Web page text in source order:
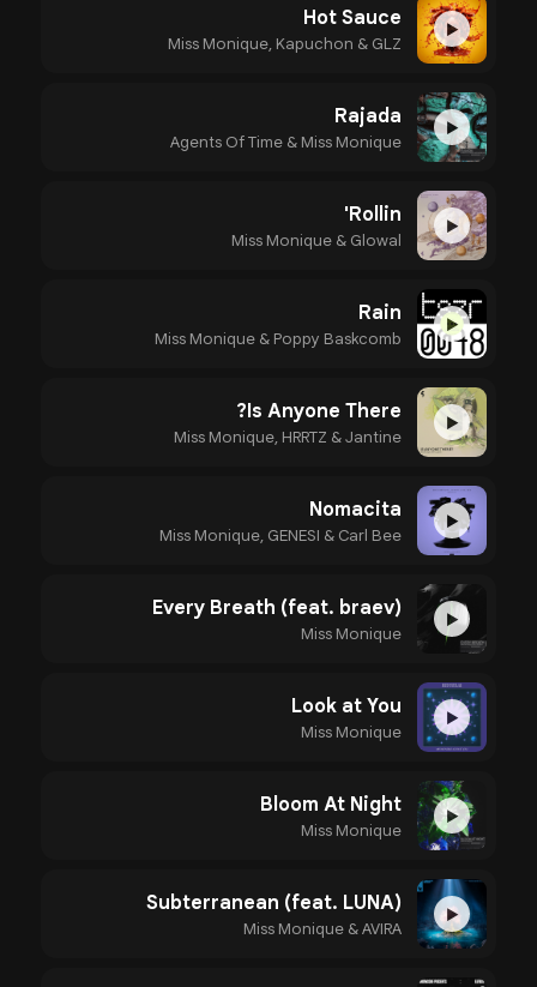
▶
Hot Sauce
Miss Monique, Kapuchon & GLZ
▶
Rajada
Agents Of Time & Miss Monique
▶
Rollin'
Miss Monique & Glowal
▶
Rain
Miss Monique & Poppy Baskcomb
▶
Is Anyone There?
Miss Monique, HRRTZ & Jantine
▶
Nomacita
Miss Monique, GENESI & Carl Bee
▶
Every Breath (feat. braev)
Miss Monique
▶
Look at You
Miss Monique
▶
Bloom At Night
Miss Monique
▶
Subterranean (feat. LUNA)
Miss Monique & AVIRA